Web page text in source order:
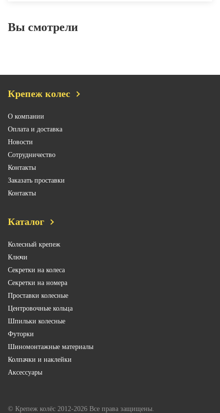
Вы смотрели
Крепеж колес
О компании
Оплата и доставка
Новости
Сотрудничество
Контакты
Заказать проставки
Контакты
Каталог
Колесный крепеж
Ключи
Секретки на колеса
Секретки на номера
Проставки колесные
Центровочные кольца
Шпильки колесные
Футорки
Шиномонтажные материалы
Колпачки и наклейки
Аксессуары
© Крепеж колёс 2012-2026 Все права защищены.